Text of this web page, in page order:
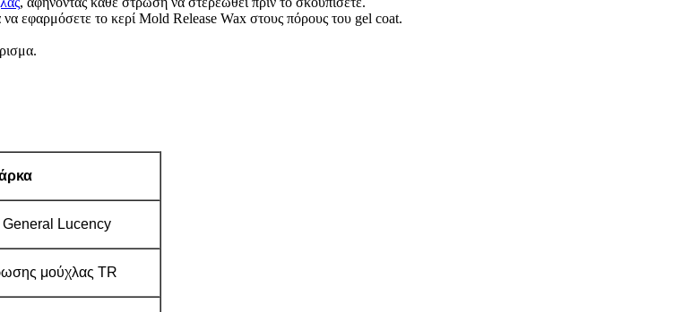
εφαρμόσετε το κερί Mold Release Wax στους πόρους του gel coat.
General Lucency
μούχλας TR